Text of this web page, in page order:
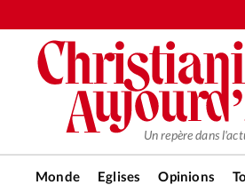
Un repère dans
Monde Eglises Opinions